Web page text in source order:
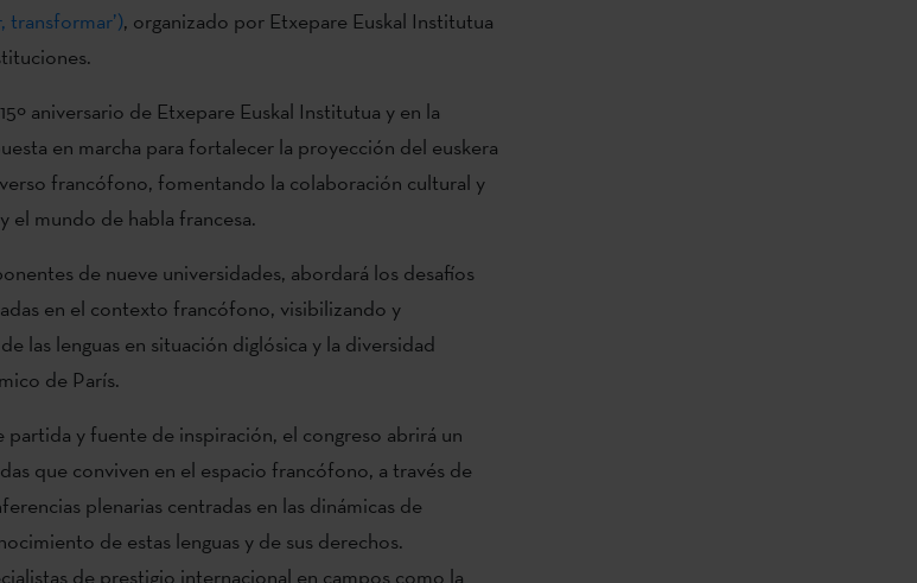
, organizado por Etxepare Euskal Institutua
aniversario de Etxepare Euskal Institutua y en la
en marcha para fortalecer la proyección del euskera
francófono, fomentando la colaboración cultural y
el mundo de habla francesa.
de nueve universidades, abordará los desafíos
en el contexto francófono, visibilizando y
las lenguas en situación diglósica y la diversidad
de París.
y fuente de inspiración, el congreso abrirá un
que conviven en el espacio francófono, a través de
plenarias centradas en las dinámicas de
de estas lenguas y de sus derechos.
de prestigio internacional en campos como la